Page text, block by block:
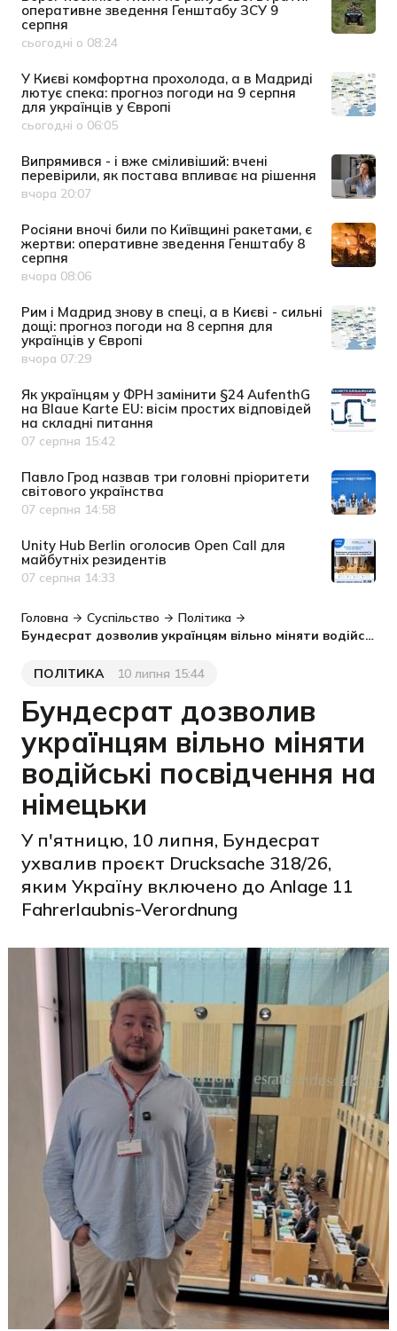
оперативне зведення Генштабу ЗСУ 9
серпня
Дата публікації
сьогодні о 08:24
У Києві комфортна прохолода, а в Мадриді
лютує спека: прогноз погоди на 9 серпня
для українців у Європі
Дата публікації
сьогодні о 06:05
Випрямився - і вже сміливіший: вчені
перевірили, як постава впливає на рішення
Дата публікації
вчора 20:07
Росіяни вночі били по Київщині ракетами, є
жертви: оперативне зведення Генштабу 8
серпня
Дата публікації
вчора 08:06
Рим і Мадрид знову в спеці, а в Києві - сильні
дощі: прогноз погоди на 8 серпня для
українців у Європі
Дата публікації
вчора 07:29
Як українцям у ФРН замінити §24 AufenthG
на Blaue Karte EU: вісім простих відповідей
на складні питання
Дата публікації
07 серпня 15:42
Павло Грод назвав три головні пріоритети
світового українства
Дата публікації
07 серпня 14:58
Unity Hub Berlin оголосив Open Call для
майбутніх резидентів
Дата публікації
07 серпня 14:33
Головна Суспільство
Політика
Бундесрат дозволив українцям вільно міняти водійські посвідчення на німецьки
Категорія
ПОЛІТИКА
Дата публікації10 липня 15:44
Бундесрат дозволив
українцям вільно міняти
водійські посвідчення на
німецьки
У п'ятницю, 10 липня, Бундесрат
ухвалив проєкт Drucksache 318/26,
яким Україну включено до Anlage 11
Fahrerlaubnis-Verordnung